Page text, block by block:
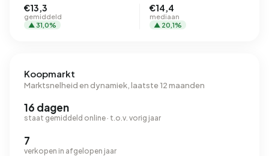
€13,3
gemiddeld
▲ 31,0%
€14,4
mediaan
▲ 20,1%
Koopmarkt
Marktsnelheid en dynamiek, laatste 12 maanden
16 dagen
staat gemiddeld online · t.o.v. vorig jaar
7
verkopen in afgelopen jaar